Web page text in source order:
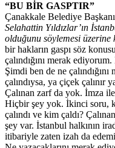
“BU BİR GASPTIR”
Çanakkale Belediye
Selahattin Yıldızlar’ın
olduğunu söylemesi üzerine
bir hakların gaspı söz
çalındığını merak
Şimdi ben de ne
çalındıysa, ya çiçek çalınır
Çalınan zarf da yok. İmza
Hiçbir şey yok. İkinci soru,
çalındı ve kim çaldı?
şey var. İstanbul halkının
itibariyle zaten izah da